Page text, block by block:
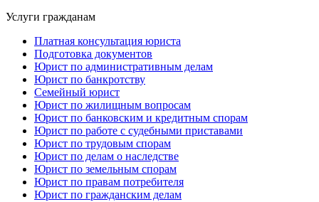
Услуги гражданам
Платная консультация юриста
Подготовка документов
Юрист по административным делам
Юрист по банкротству
Семейный юрист
Юрист по жилищным вопросам
Юрист по банковским и кредитным спорам
Юрист по работе с судебными приставами
Юрист по трудовым спорам
Юрист по делам о наследстве
Юрист по земельным спорам
Юрист по правам потребителя
Юрист по гражданским делам